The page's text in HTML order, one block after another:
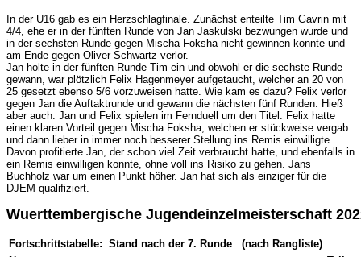
In der U16 gab es ein Herzschlagfinale. Zunächst enteilte Tim Gavrin mit
4/4, ehe er in der fünften Runde von Jan Jaskulski bezwungen wurde und
in der sechsten Runde gegen Mischa Foksha nicht gewinnen konnte und
am Ende gegen Oliver Schwartz verlor.
Jan holte in der fünften Runde Tim ein und obwohl er die sechste Runde
gewann, war plötzlich Felix Hagenmeyer aufgetaucht, welcher an 20 von
25 gesetzt ebenso 5/6 vorzuweisen hatte. Wie kam es dazu? Felix verlor
gegen Jan die Auftaktrunde und gewann die nächsten fünf Runden. Hieß
aber auch: Jan und Felix spielen im Fernduell um den Titel. Felix hatte
einen klaren Vorteil gegen Mischa Foksha, welchen er stückweise vergab
und dann lieber in immer noch besserer Stellung ins Remis einwilligte.
Davon profitierte Jan, der schon viel Zeit verbraucht hatte, und ebenfalls in
ein Remis einwilligen konnte, ohne voll ins Risiko zu gehen. Jans
Buchholz war um einen Punkt höher. Jan hat sich als einziger für die
DJEM qualifiziert.
Wuerttembergische Jugendeinzelmeisterschaft
Fortschrittstabelle: Stand nach der 7. Runde (nach Rangliste)